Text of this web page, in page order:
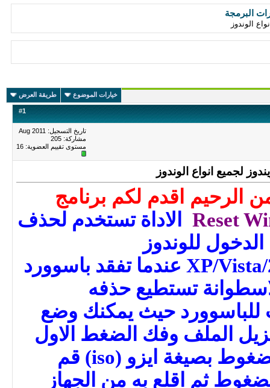
البرمجة
الوندوز
خيارات الموضوع طريقة العرض
#1
تاريخ التسجيل: Aug 2011
مشاركة: 205
مستوى تقييم العضوية: 16
لجميع انواع الوندوز
الرحيم اقدم لكم برنامج
Reset الاداةتستخدم لحذف
للوندوز
XP/Vista/2008/2003/2000/7/NT عندما تفقد باسوورد
تستطيع حذفه
حيث يمكنك وضع
الملف وفك الضغط الاول
عته ستجد ايضا ملف مضغوط بصيغة ايزو (iso) قم
ثم اقلع به من الجهاز